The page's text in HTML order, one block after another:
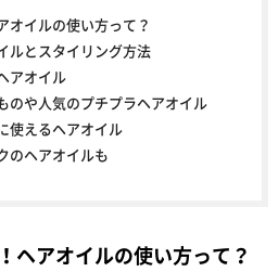
オイルの使い方って？
ルとスタイリング方法
アオイル
のや人気のプチプラヘアオイル
使えるヘアオイル
のヘアオイルも
ヘアオイルの使い方って？